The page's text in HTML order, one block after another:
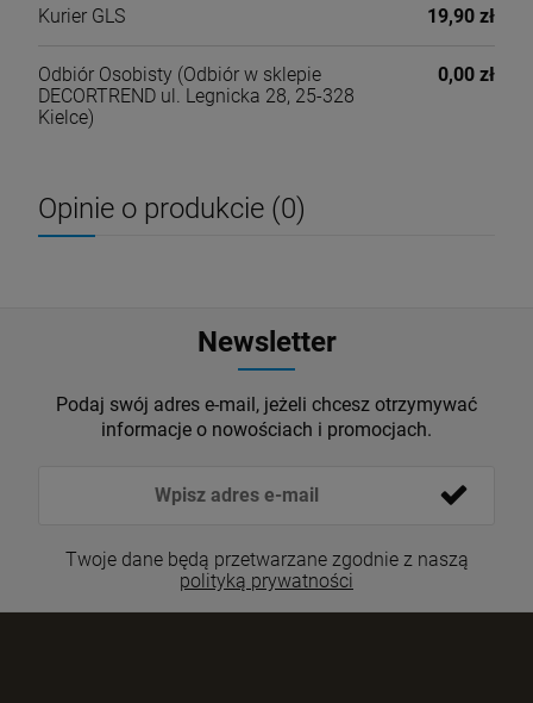
Kurier GLS 19,90 zł
Odbiór Osobisty (Odbiór w sklepie
DECORTREND ul. Legnicka 28, 25-328
Kielce)
0,00 zł
Opinie o produkcie (0)
Newsletter
Podaj swój adres e-mail, jeżeli chcesz otrzymywać
informacje o nowościach i promocjach.
Twoje dane będą przetwarzane zgodnie z naszą
polityką prywatności